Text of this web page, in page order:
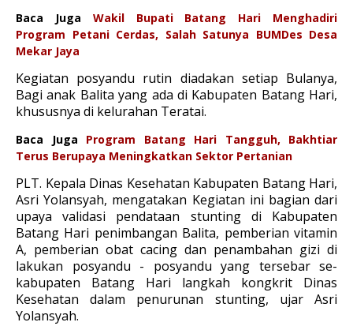
Baca Juga Wakil Bupati Batang Hari Menghadiri
Program Petani Cerdas, Salah Satunya BUMDes Desa
Mekar Jaya
Kegiatan posyandu rutin diadakan setiap Bulanya,
Bagi anak Balita yang ada di Kabupaten Batang Hari,
khususnya di kelurahan Teratai.
Baca Juga Program Batang Hari Tangguh, Bakhtiar
Terus Berupaya Meningkatkan Sektor Pertanian
PLT. Kepala Dinas Kesehatan Kabupaten Batang Hari,
Asri Yolansyah, mengatakan Kegiatan ini bagian dari
upaya validasi pendataan stunting di Kabupaten
Batang Hari penimbangan Balita, pemberian vitamin
A, pemberian obat cacing dan penambahan gizi di
lakukan posyandu - posyandu yang tersebar se-
kabupaten Batang Hari langkah kongkrit Dinas
Kesehatan dalam penurunan stunting, ujar Asri
Yolansyah.